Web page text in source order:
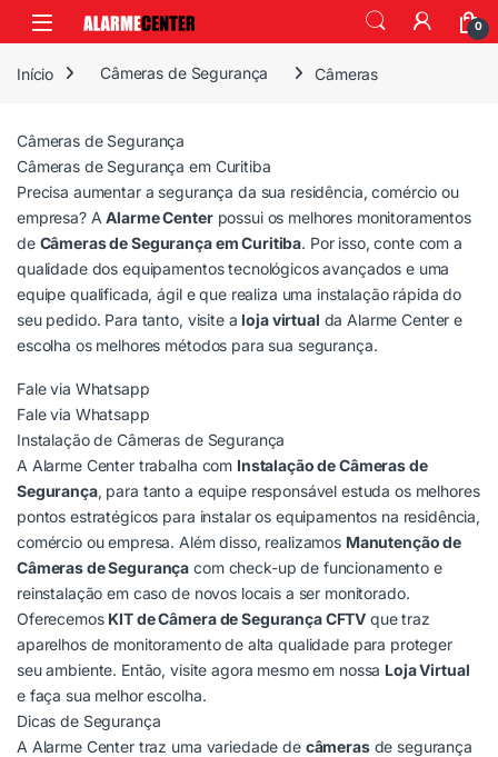
0
Início Câmeras de Segurança Câmeras
Câmeras de Segurança
Câmeras de Segurança em Curitiba
Precisa aumentar a segurança da sua residência, comércio ou
empresa? AAlarme Centerpossui os melhores monitoramentos
de Câmeras de Segurança em Curitiba. Por isso, conte com a
qualidade dos equipamentos tecnológicos avançados e uma
equipe qualificada, ágil e que realiza uma instalação rápida do
seu pedido. Para tanto, visite aloja virtual da Alarme Center e
escolha os melhores métodos para sua segurança.
Fale via Whatsapp
Fale via Whatsapp
Instalação de Câmeras de Segurança
A Alarme Center trabalha com Instalação de Câmeras de
Segurança, para tanto a equipe responsável estuda os melhores
pontos estratégicos para instalar os equipamentos na residência,
comércio ou empresa. Além disso, realizamos Manutenção de
Câmeras de Segurança com check-up de funcionamento e
reinstalação em caso de novos locais a ser monitorado.
Oferecemos KIT de Câmera de Segurança CFTV que traz
aparelhos de monitoramento de alta qualidade para proteger
seu ambiente. Então, visite agora mesmo em nossa Loja Virtual
e faça sua melhor escolha.
Dicas de Segurança
A Alarme Center traz uma variedade de câmerasde segurança